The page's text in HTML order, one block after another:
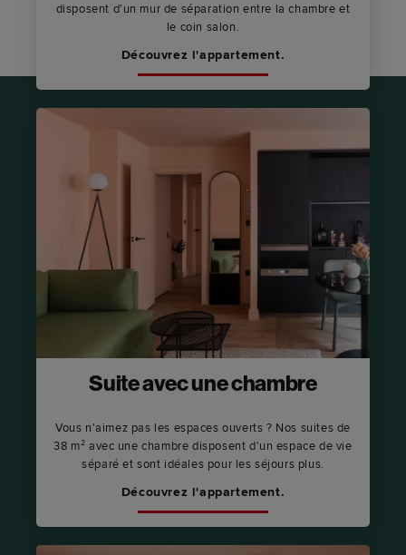
disposent d'un mur de séparation entre la chambre et
le coin salon.
Découvrez l'appartement.
Suite avec une chambre
Vous n'aimez pas les espaces ouverts ? Nos suites de
38 m² avec une chambre disposent d'un espace de vie
séparé et sont idéales pour les séjours plus.
Découvrez l'appartement.